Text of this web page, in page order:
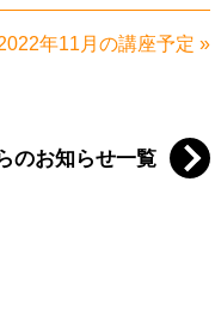
年11月の講座予定 »
のお知らせ一覧